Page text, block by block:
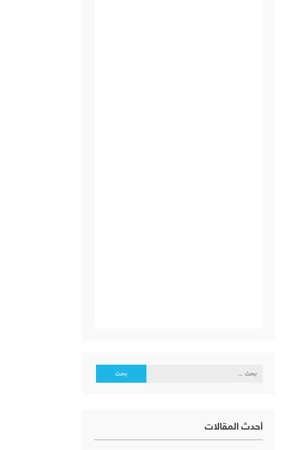
البحث
أحدث المقالات